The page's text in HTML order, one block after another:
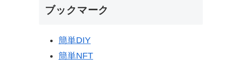
ブックマーク
簡単DIY
簡単NFT